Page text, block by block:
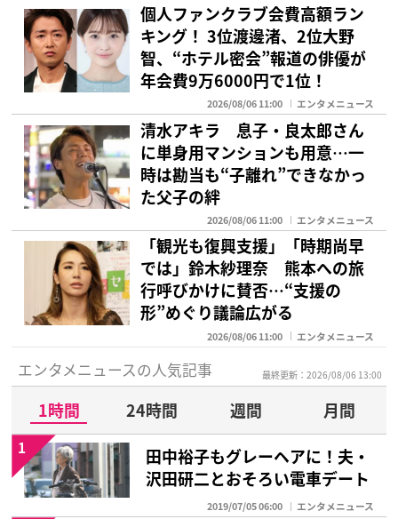
個人ファンクラブ会費高額ラン
キング！ 3位渡邊渚、2位大野
智、“ホテル密会”報道の俳優が
年会費9万6000円で1位！
2026/08/06 11:00 エンタメニュース
清水アキラ 息子・良太郎さん
に単身用マンションも用意…一
時は勘当も“子離れ”できなかっ
た父子の絆
2026/08/06 11:00 エンタメニュース
「観光も復興支援」「時期尚早
では」鈴木紗理奈 熊本への旅
行呼びかけに賛否…“支援の
形”めぐり議論広がる
2026/08/06 11:00 エンタメニュース
エンタメニュースの人気記事 最終更新：2026/08/06 13:00
1時間 24時間 週間
月間
田中裕子もグレーヘアに！夫・
沢田研二とおそろい電車デート
2019/07/05 06:00 エンタメニュース
1